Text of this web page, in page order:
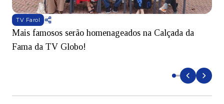
TV Farol
Mais famosos serão homenageados na Calçada da
Fama da TV Globo!